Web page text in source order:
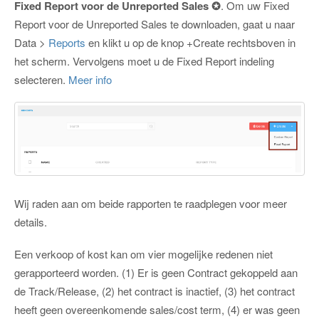
Fixed Report voor de Unreported Sales ✪. Om uw Fixed
Report voor de Unreported Sales te downloaden, gaat u naar
Data > Reports en klikt u op de knop +Create rechtsboven in
het scherm. Vervolgens moet u de Fixed Report indeling
selecteren. Meer info
Wij raden aan om beide rapporten te raadplegen voor meer
details.
Een verkoop of kost kan om vier mogelijke redenen niet
gerapporteerd worden. (1) Er is geen Contract gekoppeld aan
de Track/Release, (2) het contract is inactief, (3) het contract
heeft geen overeenkomende sales/cost term, (4) er was geen